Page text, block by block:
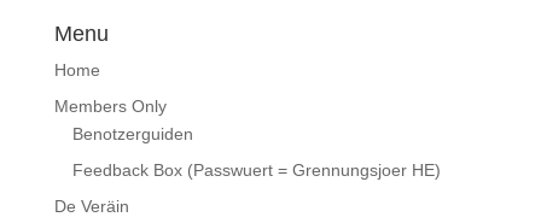
Menu
Home
Members Only
Benotzerguiden
Feedback Box (Passwuert = Grennungsjoer HE)
De Veräin